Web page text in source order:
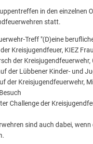
in den
statt.
Treff "(D)eine
Kreisjugendfeuer, KIEZ
der Kreisjugendfeuerwehr,
der Lübbener Kinder- und
der Kreisjugendfeuerwehr,
Challenge der
sind auch dabei,